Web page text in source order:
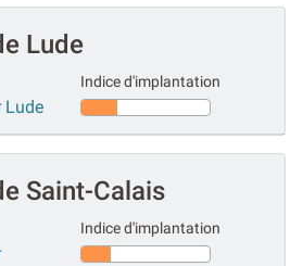
Lude
Lude
Indice d'implantation
Saint-Calais
Indice d'implantation